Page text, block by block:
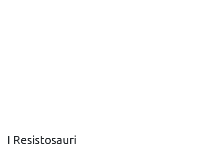
I Resistosauri